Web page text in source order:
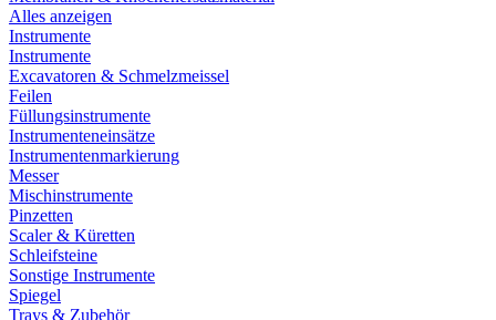
Alles anzeigen
Instrumente
Instrumente
Excavatoren & Schmelzmeissel
Feilen
Füllungsinstrumente
Instrumenteneinsätze
Instrumentenmarkierung
Messer
Mischinstrumente
Pinzetten
Scaler & Küretten
Schleifsteine
Sonstige Instrumente
Spiegel
Trays & Zubehör